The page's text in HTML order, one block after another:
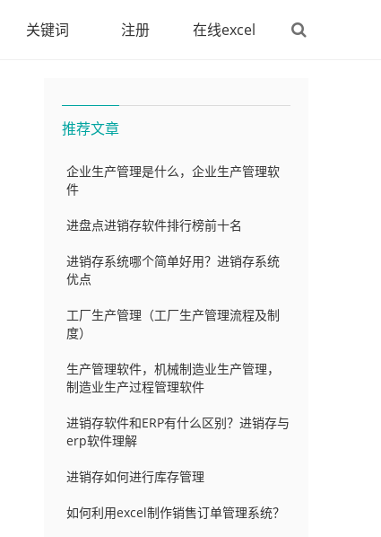
关键词 注册 在线excel
推荐文章
企业生产管理是什么，企业生产管理软
件
进盘点进销存软件排行榜前十名
进销存系统哪个简单好用？进销存系统
优点
工厂生产管理（工厂生产管理流程及制
度）
生产管理软件，机械制造业生产管理，
制造业生产过程管理软件
进销存软件和ERP有什么区别？进销存与
erp软件理解
进销存如何进行库存管理
如何利用excel制作销售订单管理系统？